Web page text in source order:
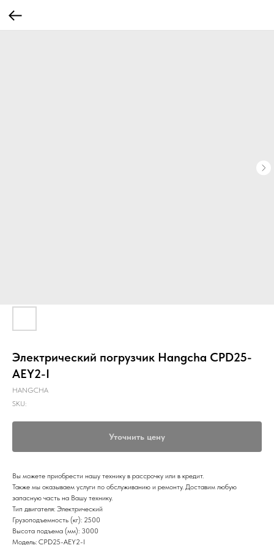
Электрический погрузчик Hangcha CPD25-
AEY2-I
HANGCHA
SKU:
Уточнить цену
Вы можете приобрести нашу технику в рассрочку или в кредит.
Также мы оказываем услуги по обслуживанию и ремонту. Доставим любую
запасную часть на Вашу технику.
Тип двигателя: Электрический
Грузоподъемность (кг): 2500
Высота подъема (мм): 3000
Модель: CPD25-AEY2-I